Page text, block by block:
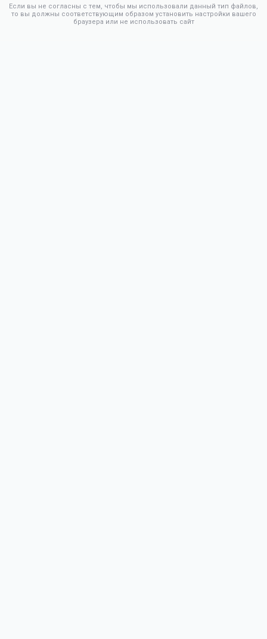
Если вы не согласны с тем, чтобы мы использовали данный тип файлов,
то вы должны соответствующим образом установить настройки вашего
браузера или не использовать сайт